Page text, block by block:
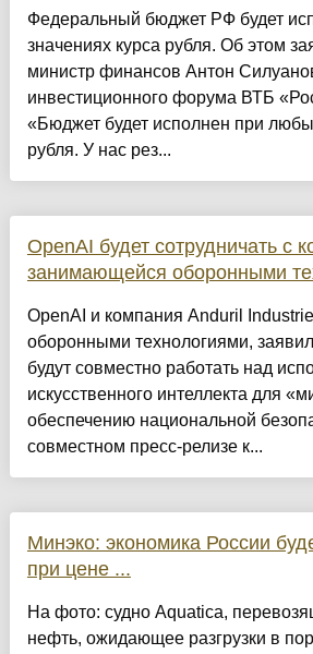
Федеральный бюджет РФ будет
значениях курса рубля. Об этом
министр финансов Антон
инвестиционного форума ВТБ
«Бюджет будет исполнен при
рубля. У нас рез...
OpenAI будет сотрудничать с
занимающейся оборонными
OpenAI и компания Anduril
оборонными технологиями,
будут совместно работать над
искусственного интеллекта для
обеспечению национальной
совместном пресс-релизе к...
Минэко: экономика России
при цене ...
На фото: судно Aquatica,
нефть, ожидающее разгрузки в